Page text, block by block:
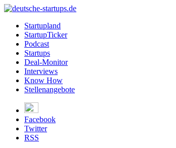
Startupland
StartupTicker
Podcast
Startups
Deal-Monitor
Interviews
Know How
Stellenangebote
Facebook
Twitter
RSS